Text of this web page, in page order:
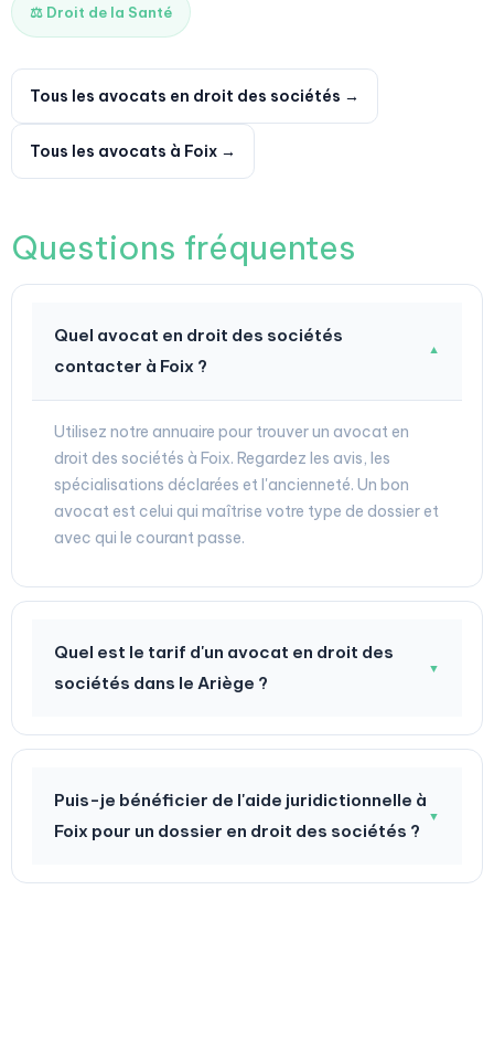
⚖️ Droit de la Santé
Tous les avocats en droit des sociétés →
Tous les avocats à Foix →
Questions fréquentes
Quel avocat en droit des sociétés
contacter à Foix ?
▼
Utilisez notre annuaire pour trouver un avocat en
droit des sociétés à Foix. Regardez les avis, les
spécialisations déclarées et l'ancienneté. Un bon
avocat est celui qui maîtrise votre type de dossier et
avec qui le courant passe.
Quel est le tarif d'un avocat en droit des
sociétés dans le Ariège ?
▼
Puis-je bénéficier de l'aide juridictionnelle à
Foix pour un dossier en droit des sociétés ?
▼